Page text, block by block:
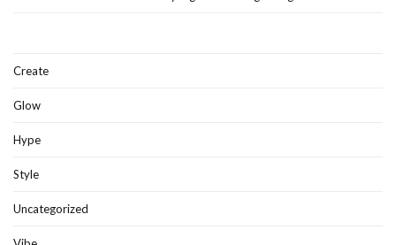
Create
Glow
Hype
Style
Uncategorized